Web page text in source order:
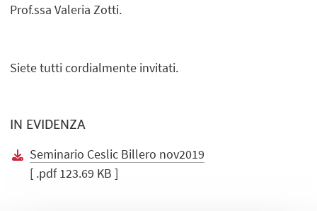
Prof.ssa Valeria Zotti.
Siete tutti cordialmente invitati.
IN EVIDENZA
Seminario Ceslic Billero nov2019
[ .pdf 123.69 KB ]